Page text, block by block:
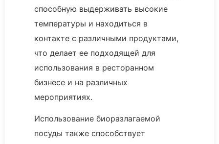
способную выдерживать высокие
температуры и находиться в
контакте с различными продуктами,
что делает ее подходящей для
использования в ресторанном
бизнесе и на различных
мероприятиях.
Использование биоразлагаемой
посуды также способствует